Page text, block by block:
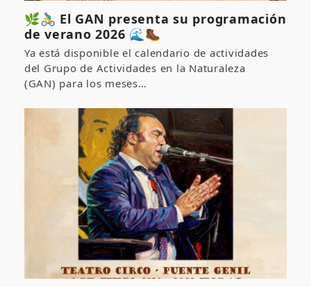
🌿🚴‍♂️ El GAN presenta su programación
de verano 2026 🌊🥾
Ya está disponible el calendario de actividades
del Grupo de Actividades en la Naturaleza
(GAN) para los meses…